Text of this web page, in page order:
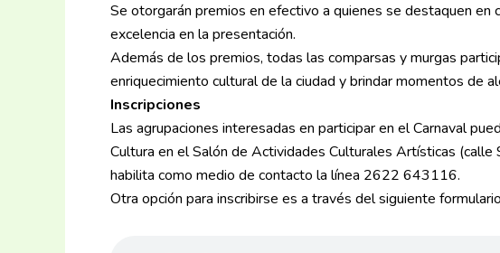
Se otorgarán premios en efectivo a quienes se destaquen en
excelencia en la presentación.
Además de los premios, todas las comparsas y murgas
enriquecimiento cultural de la ciudad y brindar momentos de
Inscripciones
Las agrupaciones interesadas en participar en el Carnaval
Cultura en el Salón de Actividades Culturales Artísticas
habilita como medio de contacto la línea 2622 643116.
Otra opción para inscribirse es a través del siguiente